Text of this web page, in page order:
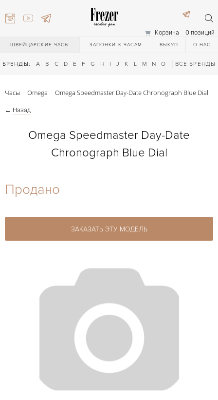
Корзина 0 позиций
ШВЕЙЦАРСКИЕ ЧАСЫ ЗАПОНКИ К ЧАСАМ ВЫКУП О НАС
БРЕНДЫ: A B C D E F G H I J K L M N O Q R S T
ВСЕ БРЕНДЫ
27-44
Часы Omega Omega Speedmaster Day-Date Chronograph Blue Dial
← Назад
Omega Speedmaster Day-Date
Chronograph Blue Dial
Продано
ЗАКАЗАТЬ ЭТУ МОДЕЛЬ